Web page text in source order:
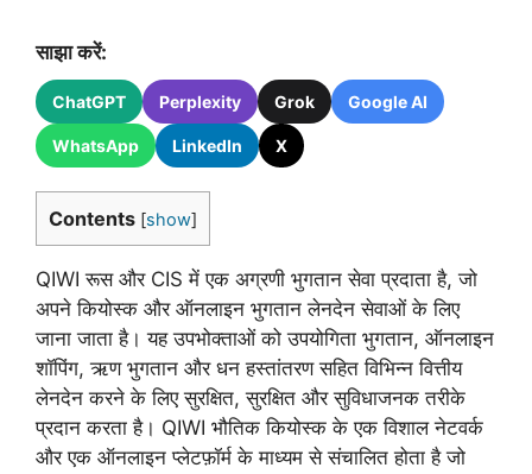
साझा करें:
ChatGPT Perplexity Grok Google AI
WhatsApp LinkedIn X
Contents [show]
QIWI रूस और CIS में एक अग्रणी भुगतान सेवा प्रदाता है, जो
अपने कियोस्क और ऑनलाइन भुगतान लेनदेन सेवाओं के लिए
जाना जाता है। यह उपभोक्ताओं को उपयोगिता भुगतान, ऑनलाइन
शॉपिंग, ऋण भुगतान और धन हस्तांतरण सहित विभिन्न वित्तीय
लेनदेन करने के लिए सुरक्षित, सुरक्षित और सुविधाजनक तरीके
प्रदान करता है। QIWI भौतिक कियोस्क के एक विशाल नेटवर्क
और एक ऑनलाइन प्लेटफ़ॉर्म के माध्यम से संचालित होता है जो